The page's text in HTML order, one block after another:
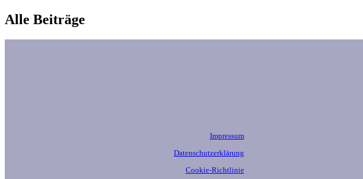
Alle Beiträge
Impressum
Datenschutzerklärung
Cookie-Richtlinie